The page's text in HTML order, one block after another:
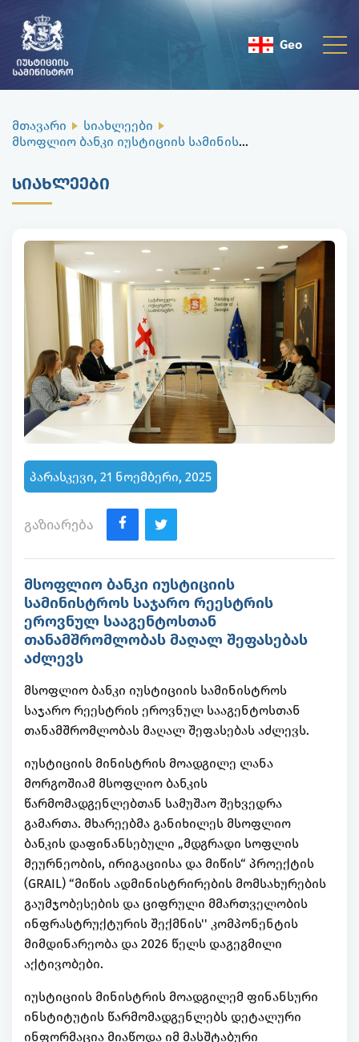
Geo
მთავარი
სიახლეები
მსოფლიო ბანკი იუსტიციის სამინისტროს საჯარო რეესტრის ეროვნულ სააგენტოსთან თანამშრომლობას მაღალ შეფასებას აძლევს
ᲡᲘᲐᲮᲚᲔᲔᲑᲘ
პარასკევი, 21 ნოემბერი, 2025
გაზიარება
მსოფლიო ბანკი იუსტიციის
სამინისტროს საჯარო რეესტრის
ეროვნულ სააგენტოსთან
თანამშრომლობას მაღალ შეფასებას
აძლევს
მსოფლიო ბანკი იუსტიციის სამინისტროს
საჯარო რეესტრის ეროვნულ სააგენტოსთან
თანამშრომლობას მაღალ შეფასებას აძლევს.
იუსტიციის მინისტრის მოადგილე ლანა
მორგოშიამ მსოფლიო ბანკის
წარმომადგენლებთან სამუშაო შეხვედრა
გამართა. მხარეებმა განიხილეს მსოფლიო
ბანკის დაფინანსებული „მდგრადი სოფლის
მეურნეობის, ირიგაციისა და მიწის“ პროექტის
(GRAIL) “მიწის ადმინისტრირების მომსახურების
გაუმჯობესების და ციფრული მმართველობის
ინფრასტრუქტურის შექმნის'' კომპონენტის
მიმდინარეობა და 2026 წელს დაგეგმილი
აქტივობები.
იუსტიციის მინისტრის მოადგილემ ფინანსური
ინსტიტუტის წარმომადგენლებს დეტალური
ინფორმაცია მიაწოდა იმ მასშტაბური